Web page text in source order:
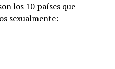
los 10 países que
sexualmente: